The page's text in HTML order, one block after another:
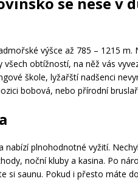
výšce až 785 – 1215 m.
všech obtížností, na něž vás
škole, lyžařští nadšenci
bobová, nebo přírodní
nabízí plnohodnotné vyžití.
noční kluby a kasina. Po
si saunu. Pokud i přesto máte